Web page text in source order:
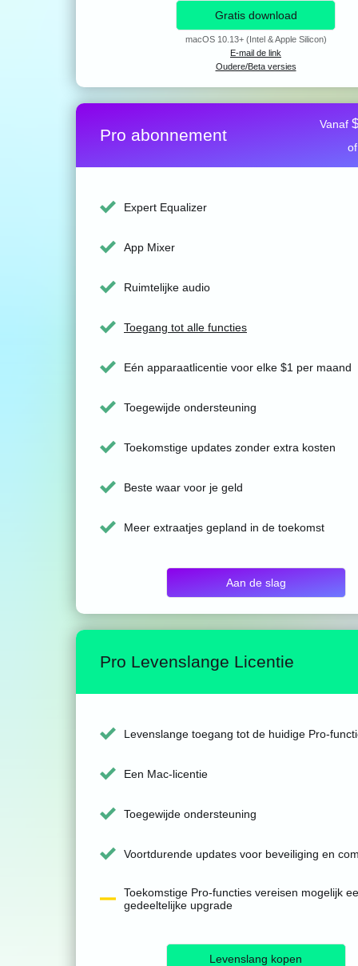
Gratis download
macOS 10.13+ (Intel & Apple Silicon)
E-mail de link
Oudere/Beta versies
Pro abonnement
Vanaf
Expert Equalizer
App Mixer
Ruimtelijke audio
Toegang tot alle functies
Eén apparaatlicentie voor elke $1 per maand
Toegewijde ondersteuning
Toekomstige updates zonder extra kosten
Beste waar voor je geld
Meer extraatjes gepland in de toekomst
Aan de slag
Pro Levenslange Licentie
Levenslange toegang tot de huidige Pro-
Een Mac-licentie
Toegewijde ondersteuning
Voortdurende updates voor beveiliging en
Toekomstige Pro-functies vereisen mogelijk
gedeeltelijke upgrade
Levenslang kopen